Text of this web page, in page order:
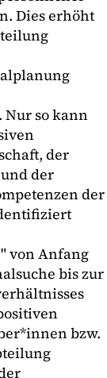
Dies erhöht
so kann
der
der
der
von Anfang
bis zur
bzw.